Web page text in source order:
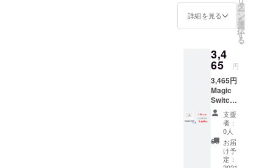
な取り組み
を心がけて
Brightはイン
キュベー
ションビジ
ネスの先駆
けとして、
私たちと関
わった人た
産、配
送状況
により
遅れる
もござ
いま
す。 ※
送料込
の価格
となり
ます。
詳細を見る
タ
ー
ン
を
選
択
す
る
3,4
65 円
3,465円
Magic
Switch
Bot 1点
のお届
けで
す。 ※
お届け
予定
支援
者：
0人
お届
け予
定：